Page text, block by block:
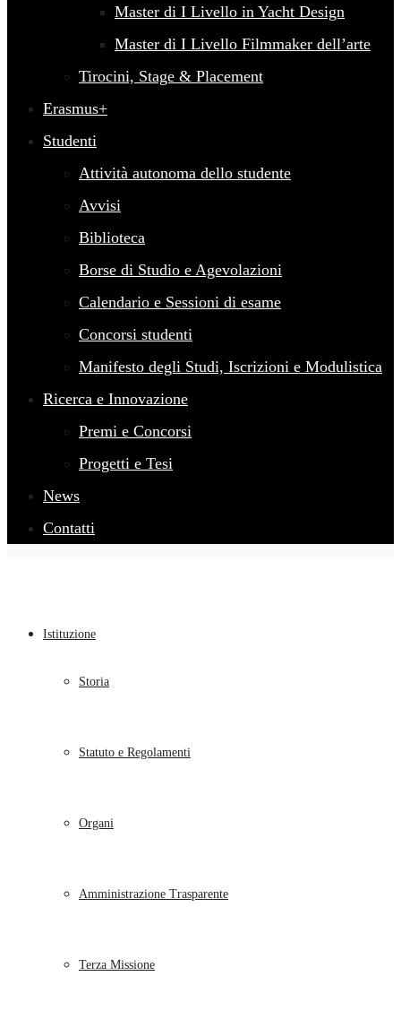
Master di I Livello in Yacht Design
Master di I Livello Filmmaker dell’arte
Tirocini, Stage & Placement
Erasmus+
Studenti
Attività autonoma dello studente
Avvisi
Biblioteca
Borse di Studio e Agevolazioni
Calendario e Sessioni di esame
Concorsi studenti
Manifesto degli Studi, Iscrizioni e Modulistica
Ricerca e Innovazione
Premi e Concorsi
Progetti e Tesi
News
Contatti
Istituzione
Storia
Statuto e Regolamenti
Organi
Amministrazione Trasparente
Terza Missione